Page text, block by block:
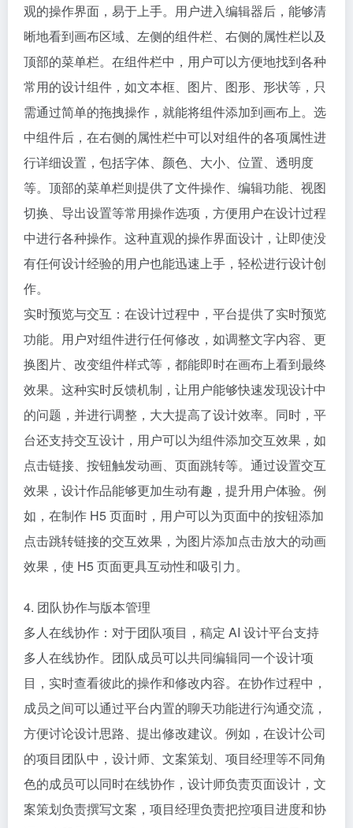
观的操作界面，易于上手。用户进入编辑器后，能够清
晰地看到画布区域、左侧的组件栏、右侧的属性栏以及
顶部的菜单栏。在组件栏中，用户可以方便地找到各种
常用的设计组件，如文本框、图片、图形、形状等，只
需通过简单的拖拽操作，就能将组件添加到画布上。选
中组件后，在右侧的属性栏中可以对组件的各项属性进
行详细设置，包括字体、颜色、大小、位置、透明度
等。顶部的菜单栏则提供了文件操作、编辑功能、视图
切换、导出设置等常用操作选项，方便用户在设计过程
中进行各种操作。这种直观的操作界面设计，让即使没
有任何设计经验的用户也能迅速上手，轻松进行设计创
作。
实时预览与交互：在设计过程中，平台提供了实时预览
功能。用户对组件进行任何修改，如调整文字内容、更
换图片、改变组件样式等，都能即时在画布上看到最终
效果。这种实时反馈机制，让用户能够快速发现设计中
的问题，并进行调整，大大提高了设计效率。同时，平
台还支持交互设计，用户可以为组件添加交互效果，如
点击链接、按钮触发动画、页面跳转等。通过设置交互
效果，设计作品能够更加生动有趣，提升用户体验。例
如，在制作 H5 页面时，用户可以为页面中的按钮添加
点击跳转链接的交互效果，为图片添加点击放大的动画
效果，使 H5 页面更具互动性和吸引力。
4. 团队协作与版本管理
多人在线协作：对于团队项目，稿定 AI 设计平台支持
多人在线协作。团队成员可以共同编辑同一个设计项
目，实时查看彼此的操作和修改内容。在协作过程中，
成员之间可以通过平台内置的聊天功能进行沟通交流，
方便讨论设计思路、提出修改建议。例如，在设计公司
的项目团队中，设计师、文案策划、项目经理等不同角
色的成员可以同时在线协作，设计师负责页面设计，文
案策划负责撰写文案，项目经理负责把控项目进度和协